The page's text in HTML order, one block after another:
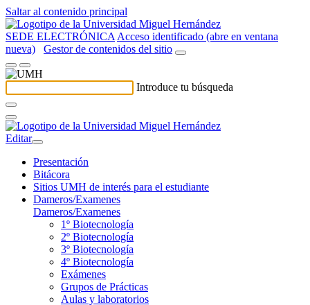
Saltar al contenido principal
SEDE ELECTRÓNICA Acceso identificado (abre en ventana
nueva)
Gestor de contenidos del sitio
Introduce tu búsqueda
Editar
Presentación
Bitácora
Sitios UMH de interés para el estudiante
Dameros/Examenes
Dameros/Examenes
1º Biotecnología
2º Biotecnología
3º Biotecnología
4º Biotecnología
Exámenes
Grupos de Prácticas
Aulas y laboratorios